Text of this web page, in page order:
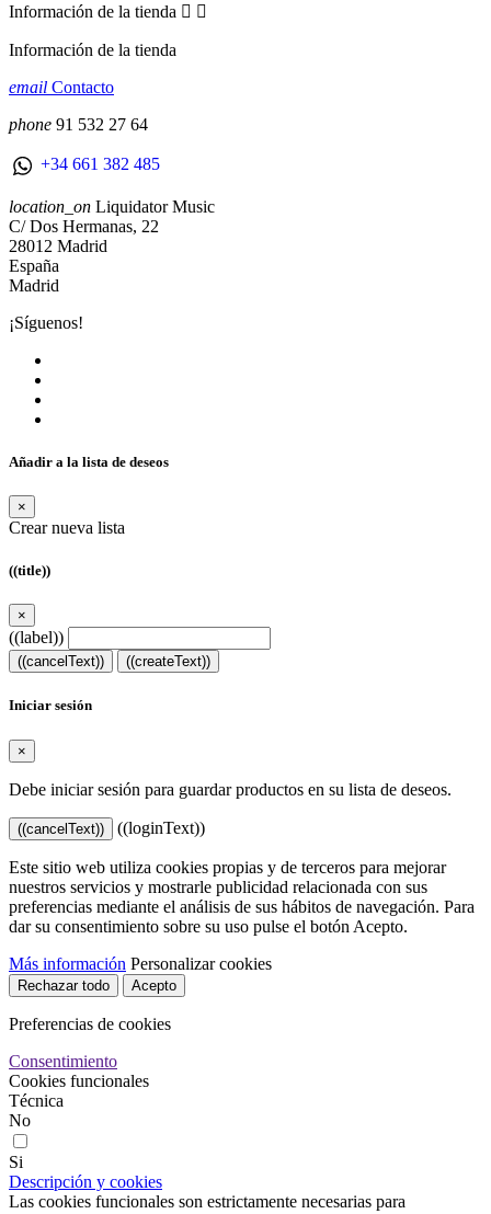
Información de la tienda  
Información de la tienda
email Contacto
phone 91 532 27 64
+34 661 382 485
location_on Liquidator Music
C/ Dos Hermanas, 22
28012 Madrid
España
Madrid
¡Síguenos!
Añadir a la lista de deseos
×
Crear nueva lista
((title))
×
((label))
((cancelText)) ((createText))
Iniciar sesión
×
Debe iniciar sesión para guardar productos en su lista de deseos.
((cancelText)) ((loginText))
Este sitio web utiliza cookies propias y de terceros para mejorar
nuestros servicios y mostrarle publicidad relacionada con sus
preferencias mediante el análisis de sus hábitos de navegación. Para
dar su consentimiento sobre su uso pulse el botón Acepto.
Más información Personalizar cookies
Rechazar todo Acepto
Preferencias de cookies
Consentimiento
Cookies funcionales
Técnica
No
Si
Descripción y cookies
Las cookies funcionales son estrictamente necesarias para